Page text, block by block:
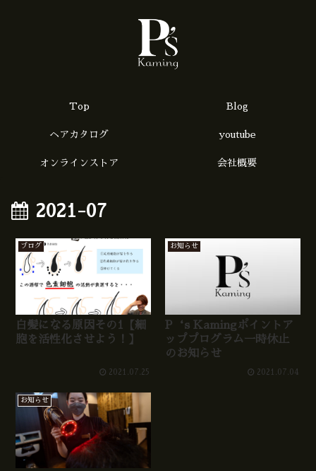
Top Blog
ヘアカタログ youtube
オンラインストア 会社概要
2021-07
ブログ
白髪になる原因その1【細
胞を活性化させよう！】
2021.07.25
お知らせ
P‘s Kamingポイントア
ッププログラム一時休止
のお知らせ
2021.07.04
お知らせ